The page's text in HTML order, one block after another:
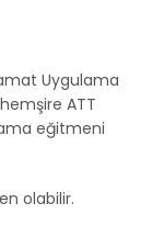
Uygulama
ATT
eğitmeni
olabilir.